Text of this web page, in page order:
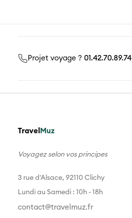
Projet voyage ? 01.42.70.89.74
Travel Muz
Voyagez selon vos principes
3 rue d'Alsace, 92110 Clichy
Lundi au Samedi : 10h - 18h
contact@travelmuz.fr